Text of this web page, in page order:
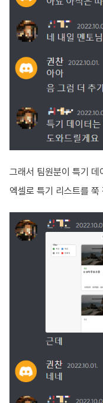
그래서 팀원분이 특기 데
엑셀로 특기 리스트를